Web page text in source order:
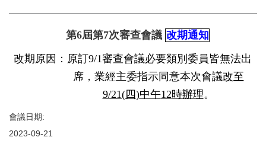
第6屆第7次審查會議 改期通知
改期原因：原訂9/1審查會議必要類別委員皆無法出
席，業經主委指示同意本次會議改至
9/21(四)中午12時辦理。
會議日期:
2023-09-21